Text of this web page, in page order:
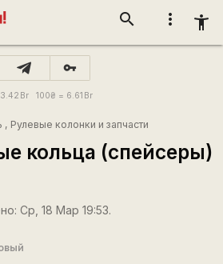
more_vert accessibility_new
search
vpn_key
Br 100₴ = 6.61 Br
, Рулевые колонки и запчасти
кольца (спейсеры)
Ср, 18 Мар 19:53.